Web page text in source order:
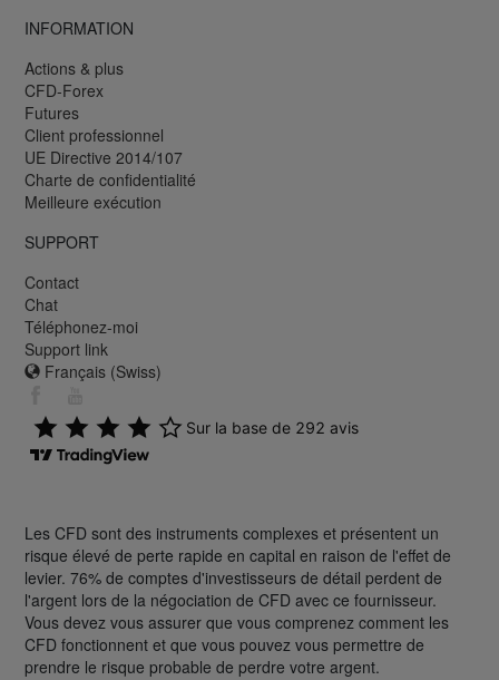
INFORMATION
Actions & plus
CFD-Forex
Futures
Client professionnel
UE Directive 2014/107
Charte de confidentialité
Meilleure exécution
SUPPORT
Contact
Chat
Téléphonez-moi
Support link
Français (Swiss)
Les CFD sont des instruments complexes et présentent un
risque élevé de perte rapide en capital en raison de l'effet de
levier. 76% de comptes d'investisseurs de détail perdent de
l'argent lors de la négociation de CFD avec ce fournisseur.
Vous devez vous assurer que vous comprenez comment les
CFD fonctionnent et que vous pouvez vous permettre de
prendre le risque probable de perdre votre argent.